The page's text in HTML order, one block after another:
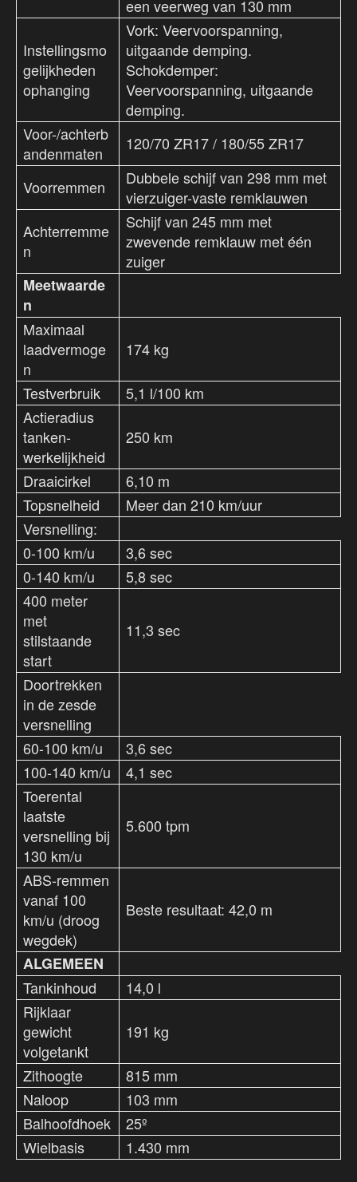
een veerweg van 130 mm
Instellingsmo
gelijkheden
ophanging
Vork: Veervoorspanning,
uitgaande demping.
Schokdemper:
Veervoorspanning, uitgaande
demping.
Voor-/achterb
andenmaten
120/70 ZR17 / 180/55 ZR17
Voorremmen
Dubbele schijf van 298 mm met
vierzuiger-vaste remklauwen
Achterremme
n
Schijf van 245 mm met
zwevende remklauw met één
zuiger
Meetwaarde
n
Maximaal
laadvermoge
n
174 kg
Testverbruik
5,1 l/100 km
Actieradius
tanken-
werkelijkheid
250 km
Draaicirkel
6,10 m
Topsnelheid
Meer dan 210 km/uur
Versnelling:
0-100 km/u
3,6 sec
0-140 km/u
5,8 sec
400 meter
met
stilstaande
start
11,3 sec
Doortrekken
in de zesde
versnelling
60-100 km/u
3,6 sec
100-140 km/u
4,1 sec
Toerental
laatste
versnelling bij
130 km/u
5.600 tpm
ABS-remmen
vanaf 100
km/u (droog
wegdek)
Beste resultaat: 42,0 m
ALGEMEEN
Tankinhoud
14,0 l
Rijklaar
gewicht
volgetankt
191 kg
Zithoogte
815 mm
Naloop
103 mm
Balhoofdhoek
25º
Wielbasis
1.430 mm